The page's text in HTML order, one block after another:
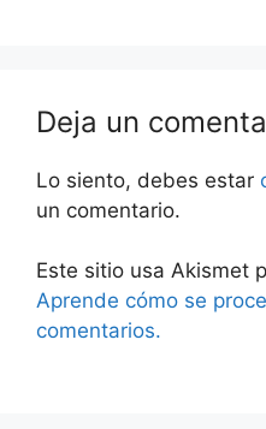
Deja un
Lo siento, debes estar
un comentario.
Este sitio usa Akismet
Aprende cómo se
comentarios.